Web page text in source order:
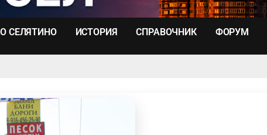
О СЕЛЯТИНО ИСТОРИЯ СПРАВОЧНИК ФОРУМ